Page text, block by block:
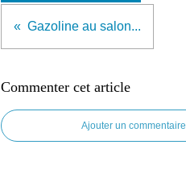
Gazoline au salon...
Commenter cet article
Ajouter un commentaire